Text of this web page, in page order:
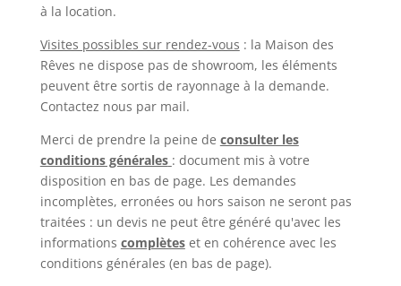
à la location.
Visites possibles sur rendez-vous : la Maison des
Rêves ne dispose pas de showroom, les éléments
peuvent être sortis de rayonnage à la demande.
Contactez nous par mail.
Merci de prendre la peine de consulter les
conditions générales : document mis à votre
disposition en bas de page. Les demandes
incomplètes, erronées ou hors saison ne seront pas
traitées : un devis ne peut être généré qu'avec les
informations complètes et en cohérence avec les
conditions générales (en bas de page).